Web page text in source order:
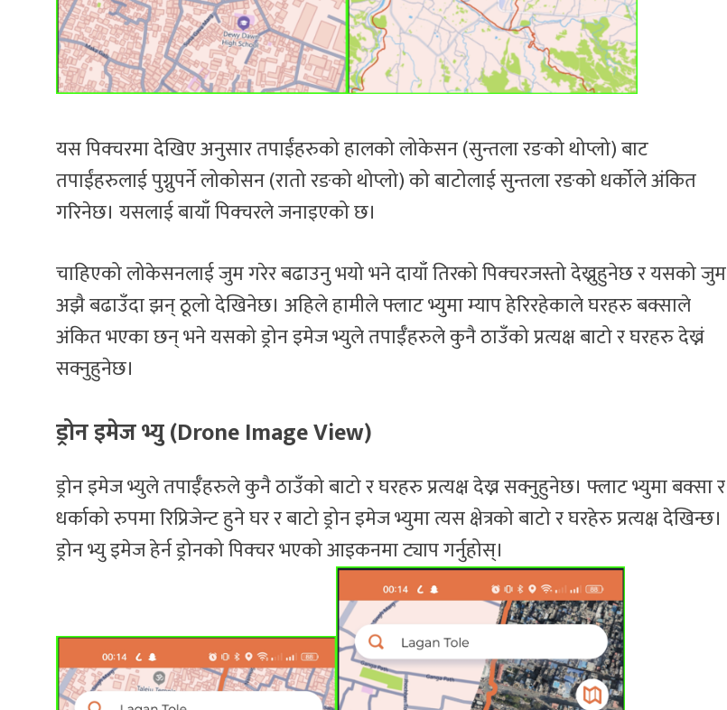
यस पिक्चरमा देखिए अनुसार तपाईंहरुको हालको लोकेसन (सुन्तला रङको थोप्लो) बाट
तपाईंहरुलाई पुग्नुपर्ने लोकोसन (रातो रङको थोप्लो) को बाटोलाई सुन्तला रङको धर्कोले अंकित
गरिनेछ। यसलाई बायाँ पिक्चरले जनाइएको छ।
चाहिएको लोकेसनलाई जुम गरेर बढाउनु भयो भने दायाँ तिरको पिक्चरजस्तो देख्नुहुनेछ र यसको जुम
अझै बढाउँदा झन् ठूलो देखिनेछ। अहिले हामीले फ्लाट भ्युमा म्याप हेरिरहेकाले घरहरु बक्साले
अंकित भएका छन् भने यसको ड्रोन इमेज भ्युले तपाईँहरुले कुनै ठाउँको प्रत्यक्ष बाटो र घरहरु देख्नं
सक्नुहुनेछ।
ड्रोन इमेज भ्यु (Drone Image View)
ड्रोन इमेज भ्युले तपाईँहरुले कुनै ठाउँको बाटो र घरहरु प्रत्यक्ष देख्न सक्नुहुनेछ। फ्लाट भ्युमा बक्सा र
धर्काको रुपमा रिप्रिजेन्ट हुने घर र बाटो ड्रोन इमेज भ्युमा त्यस क्षेत्रको बाटो र घरहेरु प्रत्यक्ष देखिन्छ।
ड्रोन भ्यु इमेज हेर्न ड्रोनको पिक्चर भएको आइकनमा ट्याप गर्नुहोस्।